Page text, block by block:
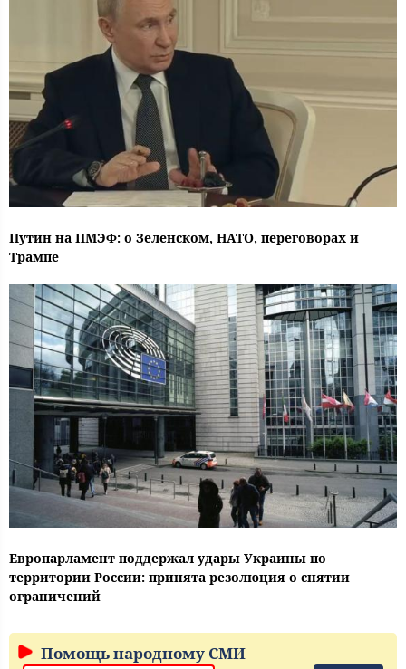
Путин на ПМЭФ: о Зеленском, НАТО, переговорах и
Трампе
Европарламент поддержал удары Украины по
территории России: принята резолюция о снятии
ограничений
Помощь народному СМИ